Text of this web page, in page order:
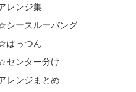
レンジ集
シースルーバング
ぱっつん
センター分け
レンジまとめ